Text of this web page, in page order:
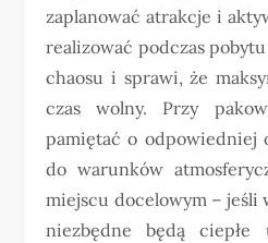
zaplanować atrakcje i
realizować podczas
chaosu i sprawi, że
czas wolny. Przy
pamiętać o odpowiedniej
do warunków
miejscu docelowym – jeśli
niezbędne będą ciepłe